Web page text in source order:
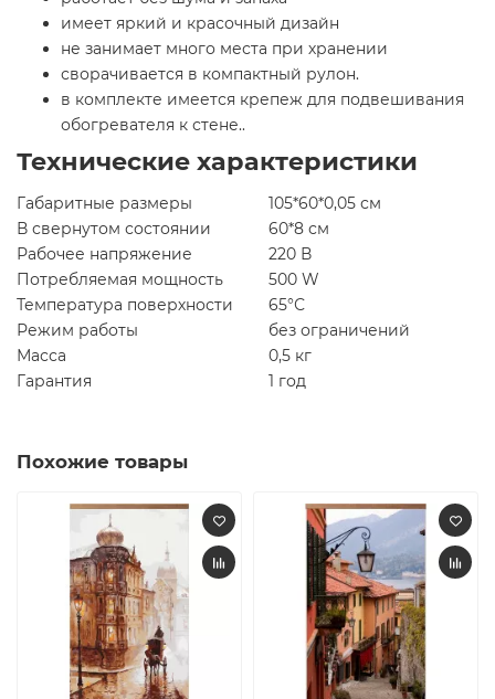
имеет яркий и красочный дизайн
не занимает много места при хранении
сворачивается в компактный рулон.
в комплекте имеется крепеж для подвешивания
обогревателя к стене..
Технические характеристики
Габаритные размеры
105*60*0,05 см
В свернутом состоянии
60*8 см
Рабочее напряжение
220 В
Потребляемая мощность
500 W
Температура поверхности 65°С
Режим работы
без ограничений
Масса
0,5 кг
Гарантия
1 год
Похожие товары